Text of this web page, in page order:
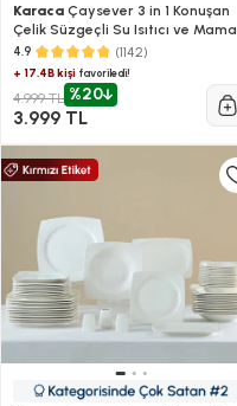
Karaca Çaysever 3 in 1 Konuşan
Çelik Süzgeçli Su Isıtıcı ve Mama
Suyu Hazırlama Cam Çay
Makinesi Black
4.9 (1142)
+ 17.4B kişi favoriledi!
4.999 TL %20
3.999 TL